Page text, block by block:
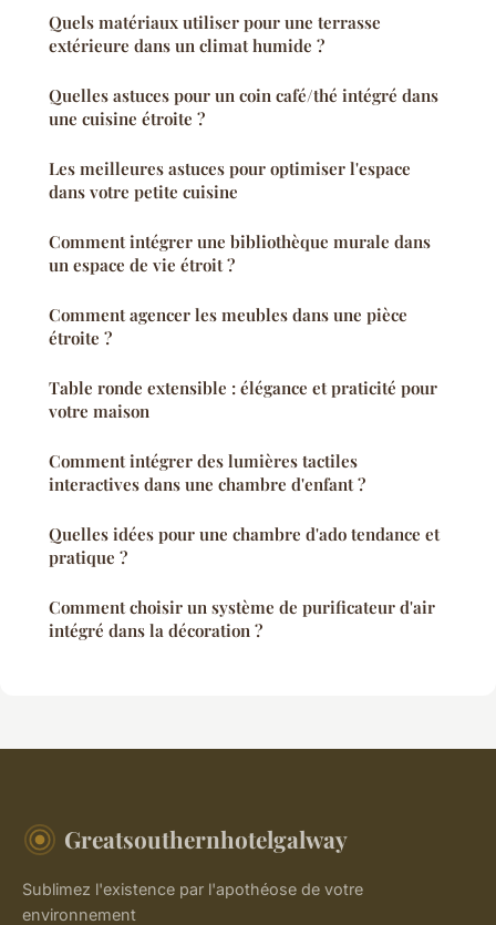
Quels matériaux utiliser pour une terrasse
extérieure dans un climat humide ?
Quelles astuces pour un coin café/thé intégré dans
une cuisine étroite ?
Les meilleures astuces pour optimiser l'espace
dans votre petite cuisine
Comment intégrer une bibliothèque murale dans
un espace de vie étroit ?
Comment agencer les meubles dans une pièce
étroite ?
Table ronde extensible : élégance et praticité pour
votre maison
Comment intégrer des lumières tactiles
interactives dans une chambre d'enfant ?
Quelles idées pour une chambre d'ado tendance et
pratique ?
Comment choisir un système de purificateur d'air
intégré dans la décoration ?
Greatsouthernhotelgalway
Sublimez l'existence par l'apothéose de votre
environnement